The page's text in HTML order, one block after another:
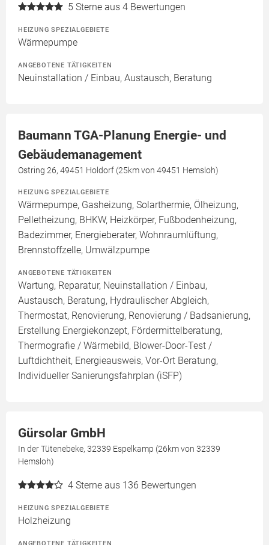
5 Sterne aus 4 Bewertungen
HEIZUNG SPEZIALGEBIETE
Wärmepumpe
ANGEBOTENE TÄTIGKEITEN
Neuinstallation / Einbau, Austausch, Beratung
Baumann TGA-Planung Energie- und
Gebäudemanagement
Ostring 26, 49451 Holdorf (25km von 49451 Hemsloh)
HEIZUNG SPEZIALGEBIETE
Wärmepumpe, Gasheizung, Solarthermie, Ölheizung,
Pelletheizung, BHKW, Heizkörper, Fußbodenheizung,
Badezimmer, Energieberater, Wohnraumlüftung,
Brennstoffzelle, Umwälzpumpe
ANGEBOTENE TÄTIGKEITEN
Wartung, Reparatur, Neuinstallation / Einbau,
Austausch, Beratung, Hydraulischer Abgleich,
Thermostat, Renovierung, Renovierung / Badsanierung,
Erstellung Energiekonzept, Fördermittelberatung,
Thermografie / Wärmebild, Blower-Door-Test /
Luftdichtheit, Energieausweis, Vor-Ort Beratung,
Individueller Sanierungsfahrplan (iSFP)
Gürsolar GmbH
In der Tütenebeke, 32339 Espelkamp (26km von 32339
Hemsloh)
4 Sterne aus 136 Bewertungen
HEIZUNG SPEZIALGEBIETE
Holzheizung
ANGEBOTENE TÄTIGKEITEN